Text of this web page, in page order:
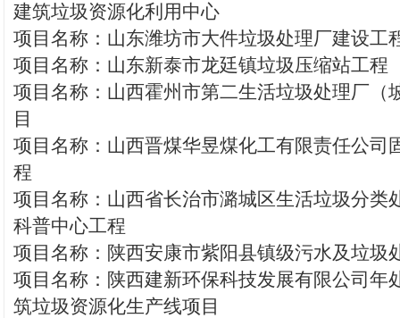
建筑垃圾资源化利用中心
项目名称：山东潍坊市大件垃圾处理厂建设工
项目名称：山东新泰市龙廷镇垃圾压缩站工程
项目名称：山西霍州市第二生活垃圾处理厂（
目
项目名称：山西晋煤华昱煤化工有限责任公司
程
项目名称：山西省长治市潞城区生活垃圾分类
科普中心工程
项目名称：陕西安康市紫阳县镇级污水及垃圾
项目名称：陕西建新环保科技发展有限公司年
筑垃圾资源化生产线项目